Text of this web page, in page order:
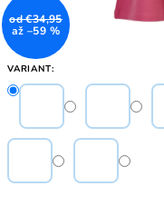
VARIANT:
od €34,95
až –59 %